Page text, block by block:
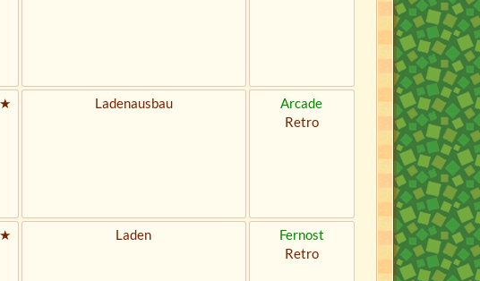
Ladenausbau
Arcade
Retro
Laden
Fernost
Retro